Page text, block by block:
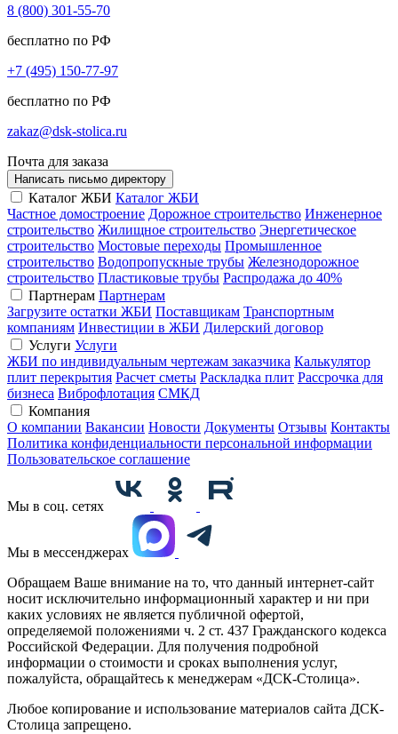
8 (800) 301-55-70
бесплатно по РФ
+7 (495) 150-77-97
бесплатно по РФ
zakaz@dsk-stolica.ru
Почта для заказа
Написать письмо директору
Каталог ЖБИ Каталог ЖБИ
Частное домостроение Дорожное строительство Инженерное
строительство Жилищное строительство Энергетическое
строительство Мостовые переходы Промышленное
строительство Водопропускные трубы Железнодорожное
строительство Пластиковые трубы Распродажа до 40%
Партнерам Партнерам
Загрузите остатки ЖБИ Поставщикам Транспортным
компаниям Инвестиции в ЖБИ Дилерский договор
Услуги Услуги
ЖБИ по индивидуальным чертежам заказчика Калькулятор
плит перекрытия Расчет сметы Раскладка плит Рассрочка для
бизнеса Виброфлотация СМКД
Компания
О компании Вакансии Новости Документы Отзывы Контакты
Политика конфиденциальности персональной информации
Пользовательское соглашение
Мы в соц. сетях
Мы в мессенджерах
Обращаем Ваше внимание на то, что данный интернет-сайт
носит исключительно информационный характер и ни при
каких условиях не является публичной офертой,
определяемой положениями ч. 2 ст. 437 Гражданского кодекса
Российской Федерации. Для получения подробной
информации о стоимости и сроках выполнения услуг,
пожалуйста, обращайтесь к менеджерам «ДСК-Столица».
Любое копирование и использование материалов сайта ДСК-
Столица запрещено.